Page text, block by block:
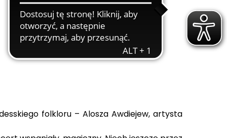
folkloru – Alosza Awdiejew, artysta